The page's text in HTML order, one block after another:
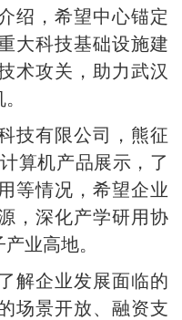
绍，希望中心锚定
大科技基础设施建
术攻关，助力武汉
技有限公司，熊征
算机产品展示，了
等情况，希望企业
，深化产学研用协
业高地。
解企业发展面临的
场景开放、融资支